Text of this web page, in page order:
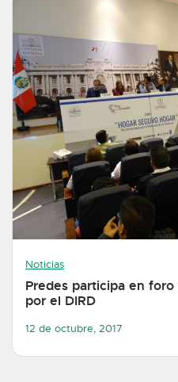
Noticias
Predes participa en
por el DIRD
12 de octubre, 2017